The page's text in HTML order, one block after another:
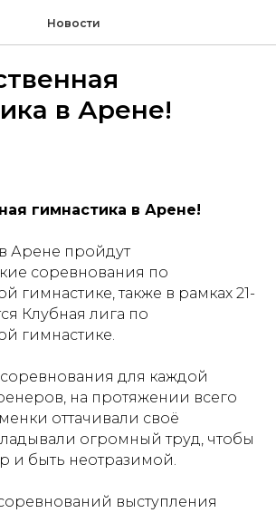
Новости
в Арене!
гимнастика в Арене!
Арене пройдут
соревнования по
гимнастике, также в рамках 21-
Клубная лига по
гимнастике.
для каждой
на протяжении всего
оттачивали своё
огромный труд, чтобы
и быть неотразимой.
выступления